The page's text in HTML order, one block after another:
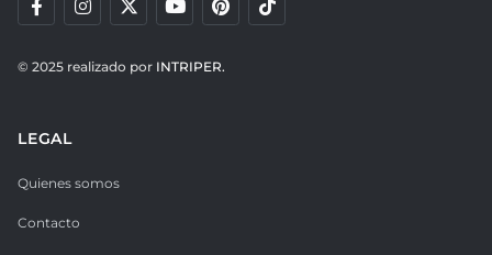
© 2025 realizado por INTRIPER.
LEGAL
Quienes somos
Contacto